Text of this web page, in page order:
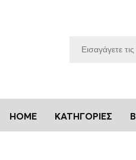
HOME ΚΑΤΗΓΟΡΊΕΣ